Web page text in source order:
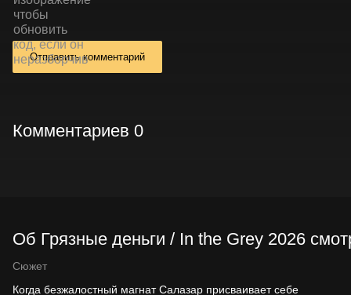
Отправить комментарий
Комментариев 0
Об Грязные деньги / In the Grey 2026
Сюжет
Когда безжалостный магнат Салазар присваивает себе